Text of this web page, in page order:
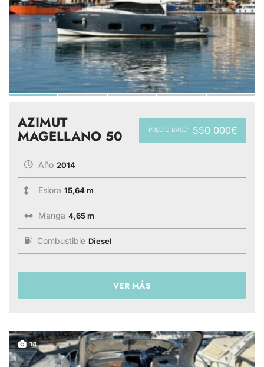
PRECIO BASE: 550 000€
AZIMUT
MAGELLANO 50
Año 2014
Eslora 15,64 m
Manga 4,65 m
Combustible Diesel
VER MÁS
14